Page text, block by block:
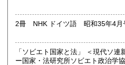
取り扱い分野
社会科学、美術工芸、古典籍、近
2冊 NHK ドイツ語 昭和35年4
「ソビエト国家と法」 ＜現代ソ連
ー国家・法研究所ソビエト政治学協会編 出版社 ナ